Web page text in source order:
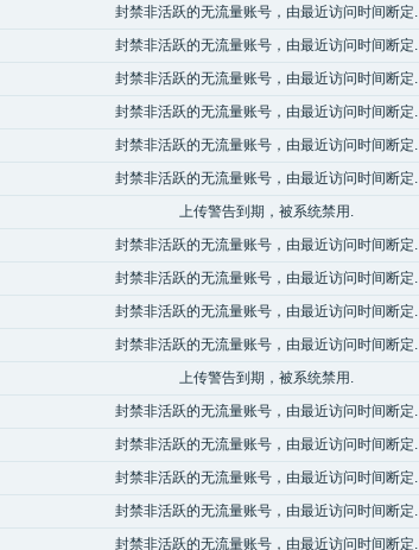
封禁非活跃的无流量账号，由最近访问时间断定.
封禁非活跃的无流量账号，由最近访问时间断定.
封禁非活跃的无流量账号，由最近访问时间断定.
封禁非活跃的无流量账号，由最近访问时间断定.
封禁非活跃的无流量账号，由最近访问时间断定.
封禁非活跃的无流量账号，由最近访问时间断定.
上传警告到期，被系统禁用.
封禁非活跃的无流量账号，由最近访问时间断定.
封禁非活跃的无流量账号，由最近访问时间断定.
封禁非活跃的无流量账号，由最近访问时间断定.
封禁非活跃的无流量账号，由最近访问时间断定.
上传警告到期，被系统禁用.
封禁非活跃的无流量账号，由最近访问时间断定.
封禁非活跃的无流量账号，由最近访问时间断定.
封禁非活跃的无流量账号，由最近访问时间断定.
封禁非活跃的无流量账号，由最近访问时间断定.
封禁非活跃的无流量账号，由最近访问时间断定.